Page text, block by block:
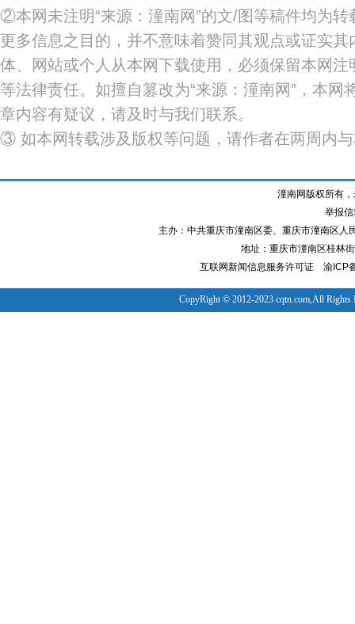
②本网未注明“来源：潼南网”的文/图等稿件均为
更多信息之目的，并不意味着赞同其观点或证实
体、网站或个人从本网下载使用，必须保留本网注
等法律责任。如擅自篡改为“来源：潼南网”，本网
章内容有疑议，请及时与我们联系。
③ 如本网转载涉及版权等问题，请作者在两周内
潼南网版权所有
举报
主办：中共重庆市潼南区委、重庆市潼南区
地址：重庆市潼南区桂林
互联网新闻信息服务许可证
渝ICP
CopyRight © 2012-2023 cqtn.com,All Rights